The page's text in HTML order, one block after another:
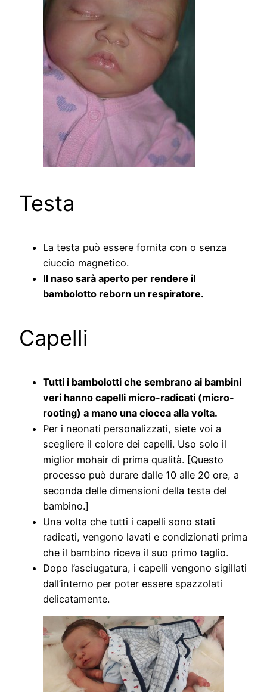
Testa
La testa può essere fornita con o senza
ciuccio magnetico.
Il naso sarà aperto per rendere il
bambolotto reborn un respiratore.
Capelli
Tutti i bambolotti che sembrano ai bambini
veri hanno capelli micro-radicati (micro-
rooting) a mano una ciocca alla volta.
Per i neonati personalizzati, siete voi a
scegliere il colore dei capelli. Uso solo il
miglior mohair di prima qualità. [Questo
processo può durare dalle 10 alle 20 ore, a
seconda delle dimensioni della testa del
bambino.]
Una volta che tutti i capelli sono stati
radicati, vengono lavati e condizionati prima
che il bambino riceva il suo primo taglio.
Dopo l’asciugatura, i capelli vengono sigillati
dall’interno per poter essere spazzolati
delicatamente.